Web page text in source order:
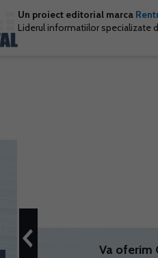
Un proiect editorial marca
Liderul informatiilor specializate
Va oferim